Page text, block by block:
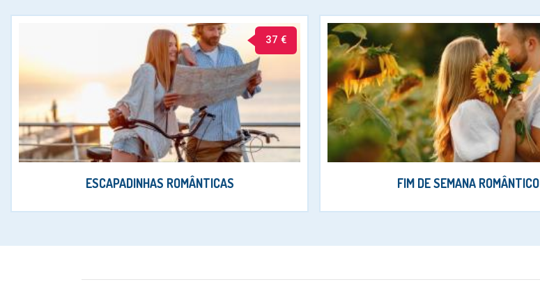
37 €
ESCAPADINHAS ROMÂNTICAS FIM DE SEMANA ROMÂNTICO